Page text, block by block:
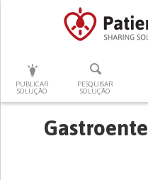
PUBLICAR
SOLUÇÃO
PESQUISAR
SOLUÇÃO
PRESSIONE